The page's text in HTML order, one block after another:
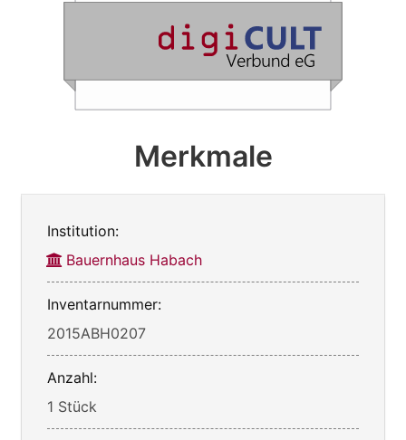
Merkmale
Institution:
Bauernhaus Habach
Inventarnummer:
2015ABH0207
Anzahl:
1 Stück